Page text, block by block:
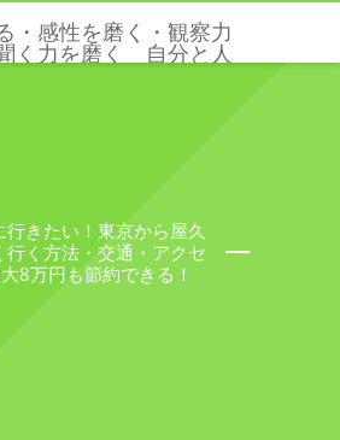
・感性を磨く・観察力
く力を磨く 自分と人
行きたい！東京から屋久
行く方法・交通・アクセ
8万円も節約できる！